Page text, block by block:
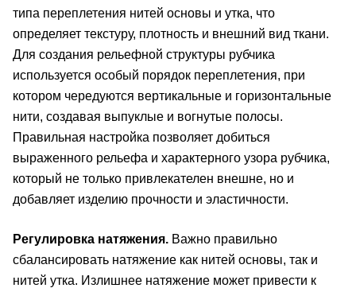
типа переплетения нитей основы и утка, что
определяет текстуру, плотность и внешний вид ткани.
Для создания рельефной структуры рубчика
используется особый порядок переплетения, при
котором чередуются вертикальные и горизонтальные
нити, создавая выпуклые и вогнутые полосы.
Правильная настройка позволяет добиться
выраженного рельефа и характерного узора рубчика,
который не только привлекателен внешне, но и
добавляет изделию прочности и эластичности.
Регулировка натяжения. Важно правильно
сбалансировать натяжение как нитей основы, так и
нитей утка. Излишнее натяжение может привести к